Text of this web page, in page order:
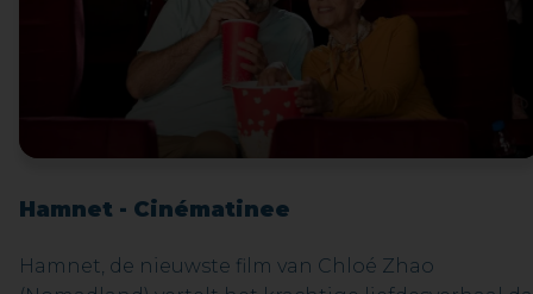
Hamnet - Cinématinee
Hamnet, de nieuwste film van Chloé Zhao